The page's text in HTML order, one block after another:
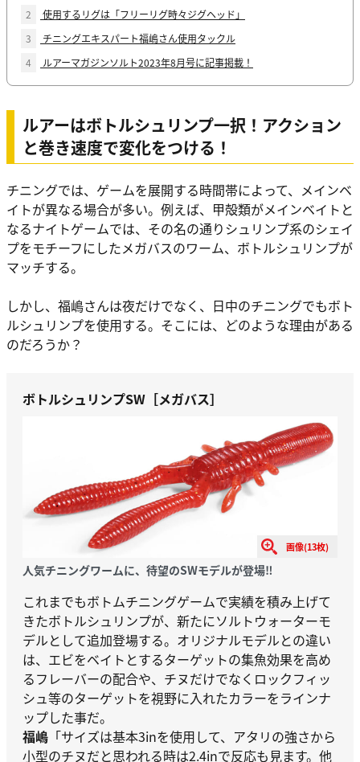
2
使用するリグは「フリーリグ時々ジグヘッド」
3
チニングエキスパート福嶋さん使用タックル
4
ルアーマガジンソルト2023年8月号に記事掲載！
ルアーはボトルシュリンプ一択！アクション
と巻き速度で変化をつける！
チニングでは、ゲームを展開する時間帯によって、メインベ
イトが異なる場合が多い。例えば、甲殻類がメインベイトと
なるナイトゲームでは、その名の通りシュリンプ系のシェイ
プをモチーフにしたメガバスのワーム、ボトルシュリンプが
マッチする。
しかし、福嶋さんは夜だけでなく、日中のチニングでもボト
ルシュリンプを使用する。そこには、どのような理由がある
のだろうか？
ボトルシュリンプSW［メガバス］
画像(13枚)
人気チニングワームに、待望のSWモデルが登場‼︎
これまでもボトムチニングゲームで実績を積み上げて
きたボトルシュリンプが、新たにソルトウォーターモ
デルとして追加登場する。オリジナルモデルとの違い
は、エビをベイトとするターゲットの集魚効果を高め
るフレーバーの配合や、チヌだけでなくロックフィッ
シュ等のターゲットを視野に入れたカラーをラインナ
ップした事だ。
福嶋 「サイズは基本3inを使用して、アタリの強さから
小型のチヌだと思われる時は2.4inで反応も見ます。他